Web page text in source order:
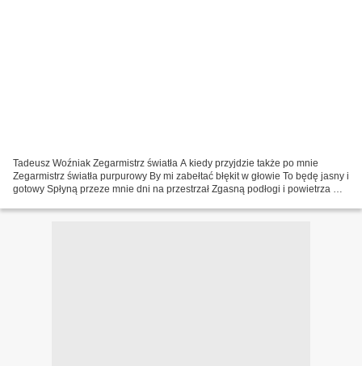
Tadeusz Woźniak Zegarmistrz światła A kiedy przyjdzie także po mnie
Zegarmistrz światła purpurowy By mi zabełtać błękit w głowie To będę jasny i
gotowy Spłyną przeze mnie dni na przestrzał Zgasną podłogi i powietrza Na